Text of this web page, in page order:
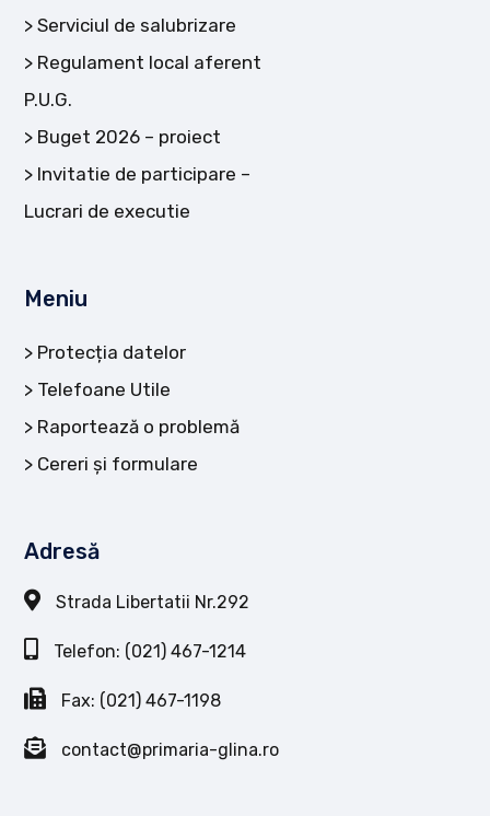
Serviciul de salubrizare
Regulament local aferent
P.U.G.
Buget 2026 – proiect
Invitatie de participare –
Lucrari de executie
Meniu
Protecția datelor
Telefoane Utile
Raportează o problemă
Cereri și formulare
Adresă
Strada Libertatii Nr.292
Telefon: (021) 467-1214
Fax: (021) 467-1198
contact@primaria-glina.ro